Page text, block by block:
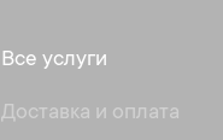
Все услуги
Доставка и оплата